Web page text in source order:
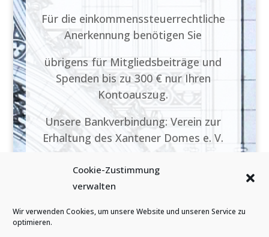
Cookie-Zustimmung
verwalten
Wir verwenden Cookies, um unsere Website und unseren Service zu
optimieren.
Für die einkommenssteuerrechtliche
Anerkennung benötigen Sie
übrigens für Mitgliedsbeiträge und
Spenden bis zu 300 € nur Ihren
Kontoauszug.
Unsere Bankverbindung: Verein zur
Erhaltung des Xantener Domes e. V.
Volksbank Niederrhein e.G. DE74
3546 1106 1000 2400 16 BIC: